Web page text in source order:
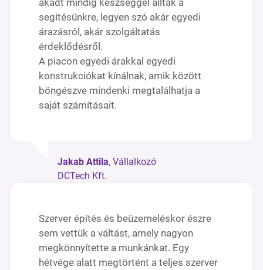
segítésünkre, legyen szó akár egyedi
árazásról, akár szolgáltatás
érdeklődésről.
A piacon egyedi árakkal egyedi
konstrukciókat kínálnak, amik között
böngészve mindenki megtalálhatja a
saját számításait.
Jakab Attila, Vállalkozó
DCTech Kft.
Szerver építés és beüzemeléskor észre
sem vettük a váltást, amely nagyon
megkönnyítette a munkánkat. Egy
hétvége alatt megtörtént a teljes szerver